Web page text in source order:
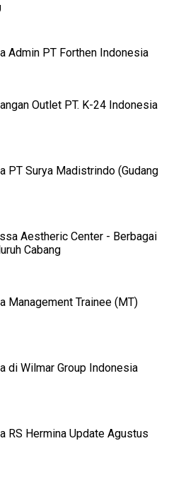
Admin PT Forthen Indonesia
Outlet PT. K-24 Indonesia
PT Surya Madistrindo (Gudang
Aestheric Center - Berbagai
Cabang
Management Trainee (MT)
di Wilmar Group Indonesia
RS Hermina Update Agustus